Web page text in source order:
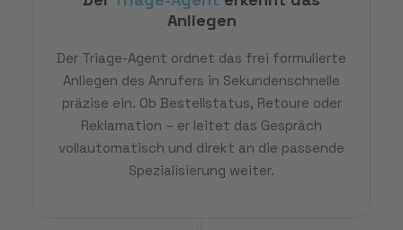
Anliegen
Der Triage-Agent ordnet das frei formulierte
Anliegen des Anrufers in Sekundenschnelle
präzise ein. Ob Bestellstatus, Retoure oder
Reklamation – er leitet das Gespräch
vollautomatisch und direkt an die passende
Spezialisierung weiter.